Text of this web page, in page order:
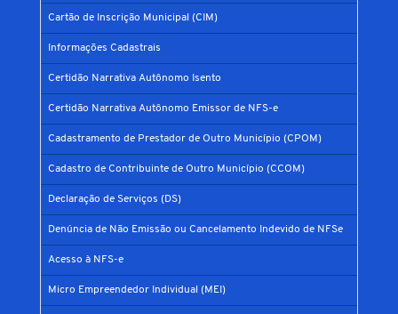
Cartão de Inscrição Municipal (CIM)
Informações Cadastrais
Certidão Narrativa Autônomo Isento
Certidão Narrativa Autônomo Emissor de NFS-e
Cadastramento de Prestador de Outro Município (CPOM)
Cadastro de Contribuinte de Outro Município (CCOM)
Declaração de Serviços (DS)
Denúncia de Não Emissão ou Cancelamento Indevido de NFSe
Acesso à NFS-e
Micro Empreendedor Individual (MEI)